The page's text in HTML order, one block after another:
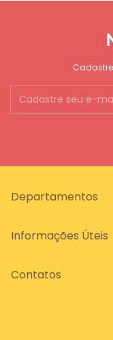
Departamentos
Informações Úteis
Contatos